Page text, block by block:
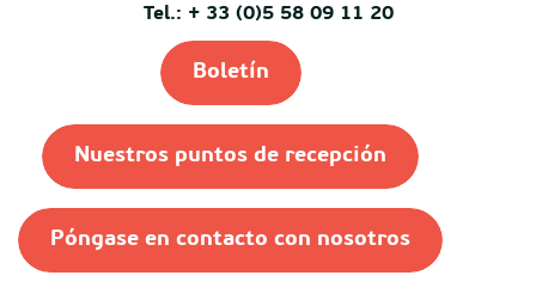
Tel.: + 33 (0)5 58 09 11 20
Boletín
Nuestros puntos de recepción
Póngase en contacto con nosotros